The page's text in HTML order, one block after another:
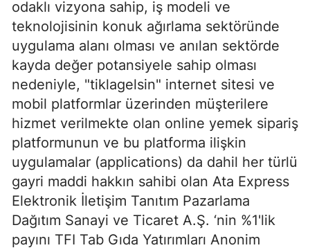
odaklı vizyona sahip, iş modeli ve
teknolojisinin konuk ağırlama sektöründe
uygulama alanı olması ve anılan sektörde
kayda değer potansiyele sahip olması
nedeniyle, "tiklagelsin" internet sitesi ve
mobil platformlar üzerinden müşterilere
hizmet verilmekte olan online yemek sipariş
platformunun ve bu platforma ilişkin
uygulamalar (applications) da dahil her türlü
gayri maddi hakkın sahibi olan Ata Express
Elektronik İletişim Tanıtım Pazarlama
Dağıtım Sanayi ve Ticaret A.Ş. ‘nin %1'lik
payını TFI Tab Gıda Yatırımları Anonim